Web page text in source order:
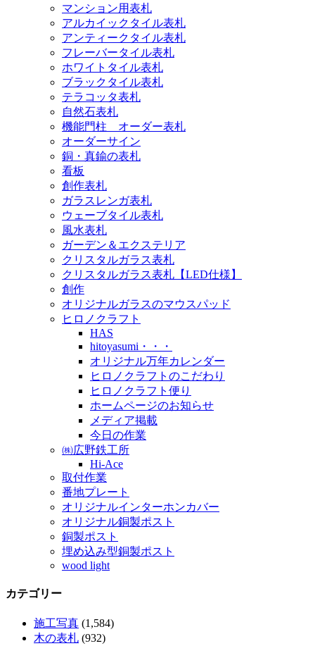
マンション用表札
アルカイックタイル表札
アンティークタイル表札
フレーバータイル表札
ホワイトタイル表札
ブラックタイル表札
テラコッタ表札
自然石表札
機能門柱 オーダー表札
オーダーサイン
銅・真鍮の表札
看板
創作表札
ガラスレンガ表札
ウェーブタイル表札
風水表札
ガーデン＆エクステリア
クリスタルガラス表札
クリスタルガラス表札【LED仕様】
創作
オリジナルガラスのマウスパッド
ヒロノクラフト
HAS
hitoyasumi・・・
オリジナル万年カレンダー
ヒロノクラフトのこだわり
ヒロノクラフト便り
ホームページのお知らせ
メディア掲載
今日の作業
㈱広野鉄工所
Hi-Ace
取付作業
番地プレート
オリジナルインターホンカバー
オリジナル銅製ポスト
銅製ポスト
埋め込み型銅製ポスト
wood light
カテゴリー
施工写真 (1,584)
木の表札 (932)